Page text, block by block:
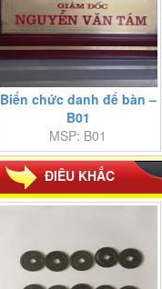
Biển chức danh để bàn –
B01
MSP: B01
ĐIÊU KHẮC